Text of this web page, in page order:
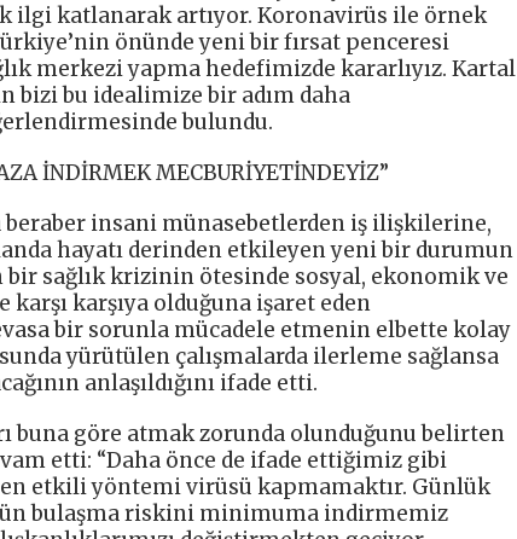
ilgi katlanarak artıyor. Koronavirüs ile örnek
önünde yeni bir fırsat penceresi
merkezi yapma hedefimizde kararlıyız. Kartal
bizi bu idealimize bir adım daha
bulundu.
İNDİRMEK MECBURİYETİNDEYİZ”
beraber insani münasebetlerden iş ilişkilerine,
hayatı derinden etkileyen yeni bir durumun
bir sağlık krizinin ötesinde sosyal, ekonomik ve
karşıya olduğuna işaret eden
bir sorunla mücadele etmenin elbette kolay
yürütülen çalışmalarda ilerleme sağlansa
anlaşıldığını ifade etti.
buna göre atmak zorunda olunduğunu belirten
etti: “Daha önce de ifade ettiğimiz gibi
en etkili yöntemi virüsü kapmamaktır. Günlük
bulaşma riskini minimuma indirmemiz